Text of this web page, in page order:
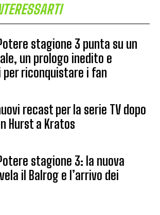
stagione 3 punta su un
un prologo inedito e
riconquistare i fan
recast per la serie TV dopo
Hurst a Kratos
stagione 3: la nuova
il Balrog e l’arrivo dei